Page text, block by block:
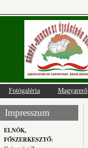
Fotógaléria Magyarerő
Impresszum
ELNÖK,
FŐSZERKESZTŐ: